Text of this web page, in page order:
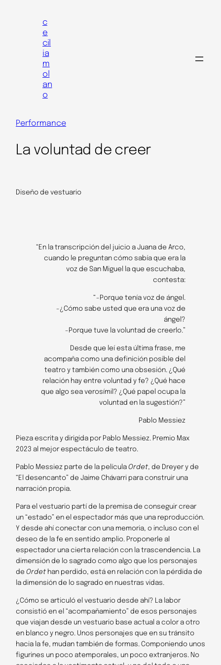
c
e
cil
ia
m
ol
an
o
Performance
La voluntad de creer
Diseño de vestuario
“En la transcripción del juicio a Juana de Arco,
cuando le preguntan cómo sabía que era la
voz de San Miguel la que escuchaba,
contesta:
“−Porque tenía voz de ángel.
−¿Cómo sabe usted que era una voz de
ángel?
−Porque tuve la voluntad de creerlo.”
Desde que leí esta última frase, me
acompaña como una definición posible del
teatro y también como una obsesión. ¿Qué
relación hay entre voluntad y fe? ¿Qué hace
que algo sea verosímil? ¿Qué papel ocupa la
voluntad en la sugestión?”
Pablo Messiez
Pieza escrita y dirigida por Pablo Messiez. Premio Max
2023 al mejor espectáculo de teatro.
Pablo Messiez parte de la película Ordet, de Dreyer y de
“El desencanto” de Jaime Chávarri para construir una
narración propia.
Para el vestuario partí de la premisa de conseguir crear
un “estado” en el espectador más que una reproducción.
Y desde ahí conectar con una memoria, o incluso con el
deseo de la fe en sentido amplio. Proponerle al
espectador una cierta relación con la trascendencia. La
dimensión de lo sagrado como algo que los personajes
de Ordet han perdido, está en relación con la pérdida de
la dimensión de lo sagrado en nuestras vidas.
¿Cómo se articuló el vestuario desde ahí? La labor
consistió en el “acompañamiento” de esos personajes
que viajan desde un vestuario base actual a color a otro
en blanco y negro. Unos personajes que en su tránsito
hacia la fe, mudan también de formas. Componiendo unos
figurines un poco atemporales, un poco extranjeros. No